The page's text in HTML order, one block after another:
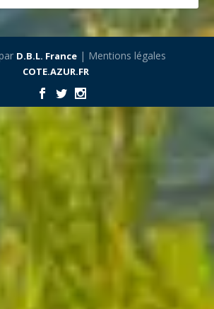
D.B.L. France| Mentions légales
COTE.AZUR.FR